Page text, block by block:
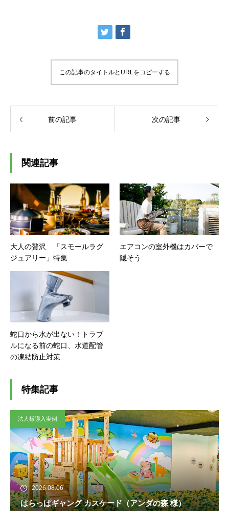
この記事のタイトルとURLをコピーする
前の記事 次の記事
関連記事
大人の贅沢 「スモールラグ
ジュアリー」特集
エアコンの室外機はカバーで
隠そう
蛇口から水が出ない！トラブ
ルになる前の蛇口、水道配管
の凍結防止対策
特集記事
法人様導入実例
2026.08.06
はらっぱギャング カスケード（アンダの森 様）